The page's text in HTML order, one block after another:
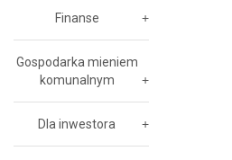
Finanse
Gospodarka mieniem
komunalnym
Dla inwestora